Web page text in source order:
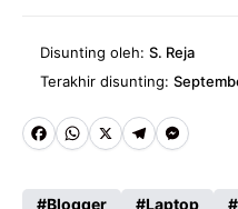
Disunting oleh: S. Reja
Terakhir disunting:
Fa W
X
Te M
Blogger Laptop